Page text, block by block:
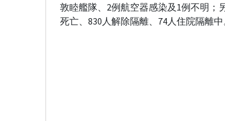
敦睦艦隊、2例航空器感染及1例不明；
死亡、830人解除隔離、74人住院隔離中